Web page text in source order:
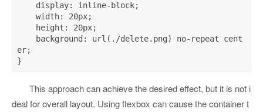
er;
This approach can achieve the desired effect, but it is not i
deal for overall layout. Using flexbox can cause the container t